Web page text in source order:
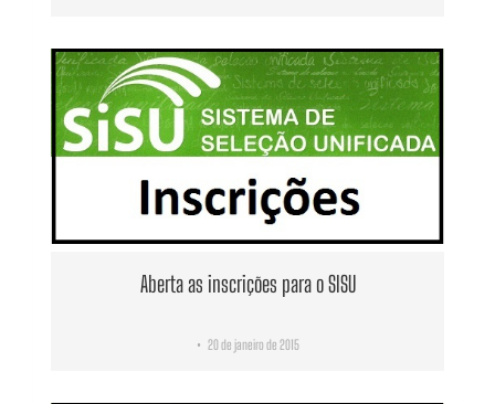
Aberta as inscrições para o SISU
• 20 de janeiro de 2015